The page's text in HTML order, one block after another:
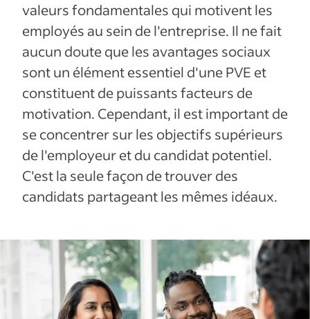
valeurs fondamentales qui motivent les
employés au sein de l'entreprise. Il ne fait
aucun doute que les avantages sociaux
sont un élément essentiel d'une PVE et
constituent de puissants facteurs de
motivation. Cependant, il est important de
se concentrer sur les objectifs supérieurs
de l'employeur et du candidat potentiel.
C'est la seule façon de trouver des
candidats partageant les mêmes idéaux.